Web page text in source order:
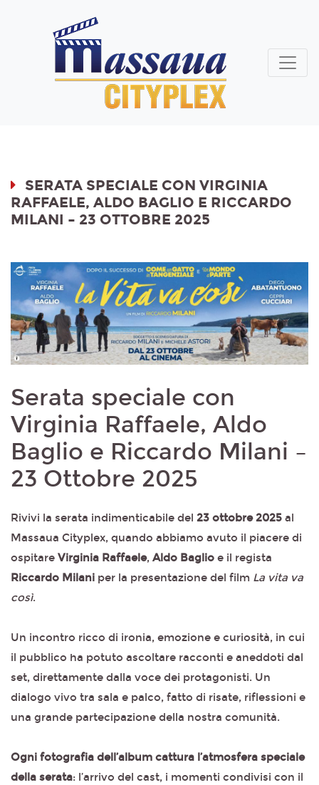
SERATA SPECIALE CON VIRGINIA
RAFFAELE, ALDO BAGLIO E RICCARDO
MILANI – 23 OTTOBRE 2025
Serata speciale con
Virginia Raffaele, Aldo
Baglio e Riccardo Milani –
23 Ottobre 2025
Rivivi la serata indimenticabile del 23 ottobre 2025 al
Massaua Cityplex, quando abbiamo avuto il piacere di
ospitare Virginia Raffaele, Aldo Baglio e il regista
Riccardo Milani per la presentazione del film La vita va
così.
Un incontro ricco di ironia, emozione e curiosità, in cui
il pubblico ha potuto ascoltare racconti e aneddoti dal
set, direttamente dalla voce dei protagonisti. Un
dialogo vivo tra sala e palco, fatto di risate, riflessioni e
una grande partecipazione della nostra comunità.
Ogni fotografia dell’album cattura l’atmosfera speciale
della serata: l’arrivo del cast, i momenti condivisi con il